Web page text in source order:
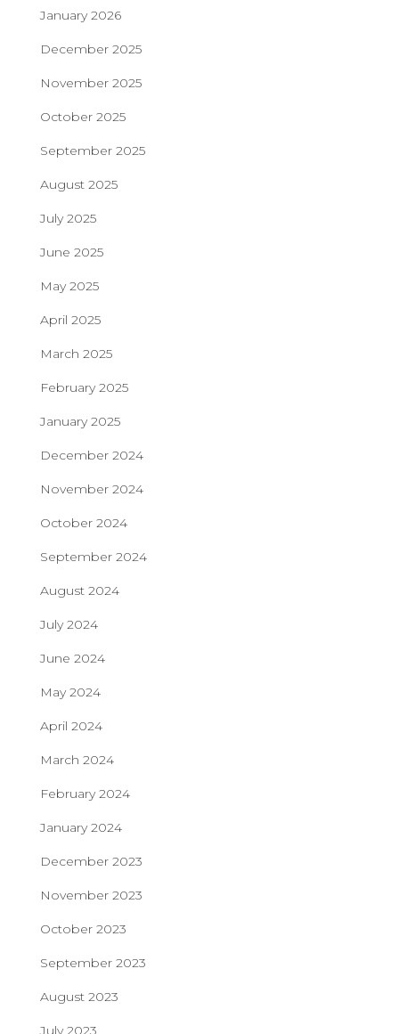
January 2026
December 2025
November 2025
October 2025
September 2025
August 2025
July 2025
June 2025
May 2025
April 2025
March 2025
February 2025
January 2025
December 2024
November 2024
October 2024
September 2024
August 2024
July 2024
June 2024
May 2024
April 2024
March 2024
February 2024
January 2024
December 2023
November 2023
October 2023
September 2023
August 2023
July 2023